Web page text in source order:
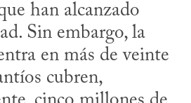
han alcanzado
Sin embargo, la
en más de veinte
cubren,